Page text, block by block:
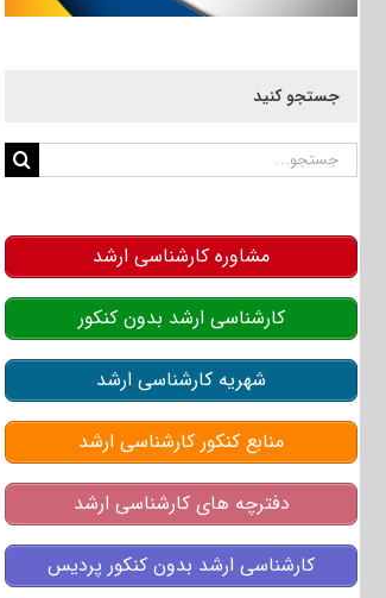
جستجو کنید
جستجو
مشاوره کارشناسی ارشد
کارشناسی ارشد بدون کنکور
شهریه کارشناسی ارشد
منابع کنکور کارشناسی ارشد
دفترچه های کارشناسی ارشد
کارشناسی ارشد بدون کنکور پردیس